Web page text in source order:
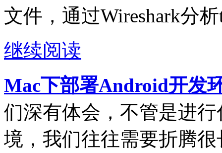
文件，通过Wireshark分
继续阅读
Mac下部署Android开发
们深有体会，不管是进
境，我们往往需要折腾